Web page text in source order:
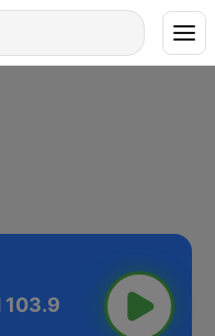
103.9